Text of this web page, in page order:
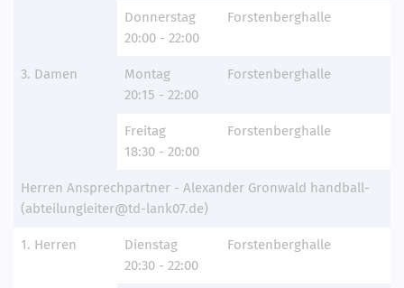
Donnerstag
20:00 - 22:00
Forstenberghalle
3. Damen
Montag
20:15 - 22:00
Forstenberghalle
Freitag
18:30 - 20:00
Forstenberghalle
Herren Ansprechpartner - Alexander Gronwald handball-
(abteilungleiter@td-lank07.de)
1. Herren
Dienstag
20:30 - 22:00
Forstenberghalle